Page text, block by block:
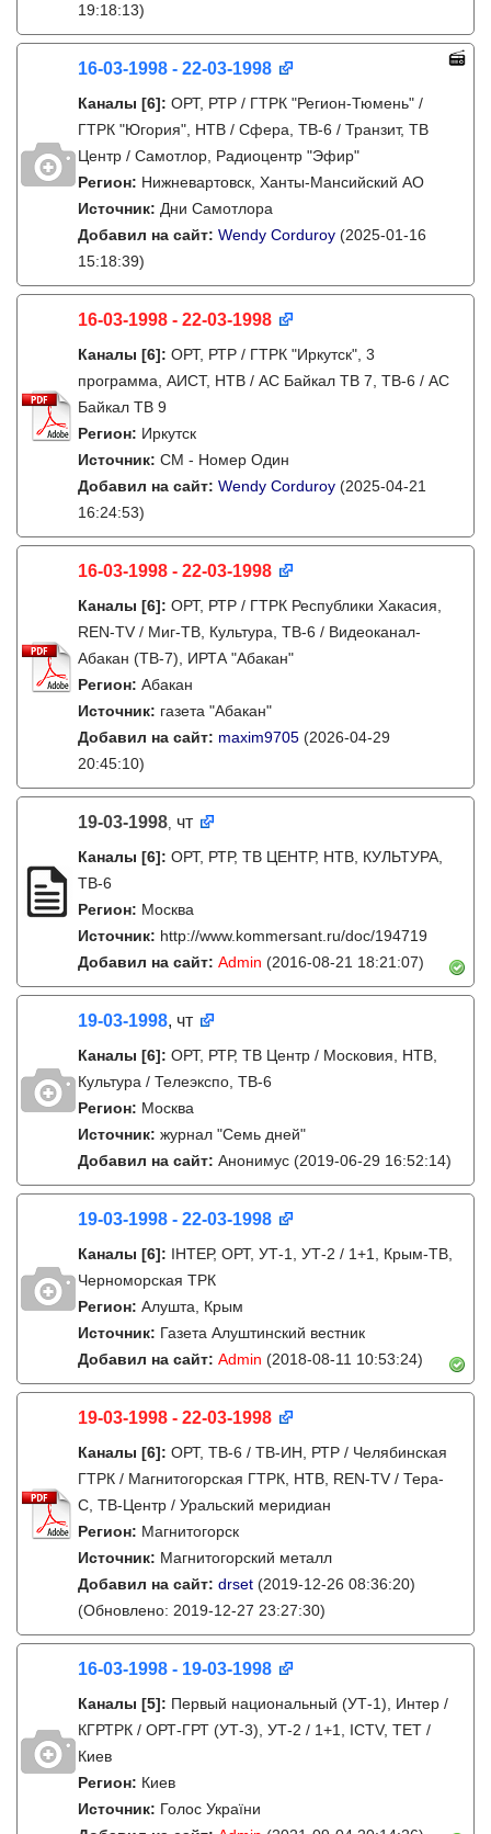
19:18:13)
16-03-1998 - 22-03-1998
Каналы [6]: ОРТ, РТР / ГТРК "Регион-Тюмень" /
ГТРК "Югория", НТВ / Сфера, ТВ-6 / Транзит, ТВ
Центр / Самотлор, Радиоцентр "Эфир"
Регион: Нижневартовск, Ханты-Мансийский АО
Источник: Дни Самотлора
Добавил на сайт: Wendy Corduroy (2025-01-16
15:18:39)
16-03-1998 - 22-03-1998
Каналы [6]: ОРТ, РТР / ГТРК "Иркутск", 3
программа, АИСТ, НТВ / АС Байкал ТВ 7, ТВ-6 / АС
Байкал ТВ 9
Регион: Иркутск
Источник: СМ - Номер Один
Добавил на сайт: Wendy Corduroy (2025-04-21
16:24:53)
16-03-1998 - 22-03-1998
Каналы [6]: ОРТ, РТР / ГТРК Республики Хакасия,
REN-TV / Миг-ТВ, Культура, ТВ-6 / Видеоканал-
Абакан (ТВ-7), ИРТА "Абакан"
Регион: Абакан
Источник: газета "Абакан"
Добавил на сайт: maxim9705 (2026-04-29
20:45:10)
19-03-1998, чт
Каналы [6]: ОРТ, РТР, ТВ ЦЕНТР, НТВ, КУЛЬТУРА,
ТВ-6
Регион: Москва
Источник: http://www.kommersant.ru/doc/194719
Добавил на сайт: Admin (2016-08-21 18:21:07)
19-03-1998, чт
Каналы [6]: ОРТ, РТР, ТВ Центр / Московия, НТВ,
Культура / Телеэкспо, ТВ-6
Регион: Москва
Источник: журнал "Семь дней"
Добавил на сайт: Анонимус (2019-06-29 16:52:14)
19-03-1998 - 22-03-1998
Каналы [6]: IНТЕР, ОРТ, УТ-1, УТ-2 / 1+1, Крым-ТВ,
Черноморская ТРК
Регион: Алушта, Крым
Источник: Газета Алуштинский вестник
Добавил на сайт: Admin (2018-08-11 10:53:24)
19-03-1998 - 22-03-1998
Каналы [6]: ОРТ, ТВ-6 / ТВ-ИН, РТР / Челябинская
ГТРК / Магнитогорская ГТРК, НТВ, REN-TV / Тера-
С, ТВ-Центр / Уральский меридиан
Регион: Магнитогорск
Источник: Магнитогорский металл
Добавил на сайт: drset (2019-12-26 08:36:20)
(Обновлено: 2019-12-27 23:27:30)
16-03-1998 - 19-03-1998
Каналы [5]: Первый национальный (УТ-1), Интер /
КГРТРК / ОРТ-ГРТ (УТ-3), УТ-2 / 1+1, ICTV, ТЕТ /
Киев
Регион: Киев
Источник: Голос України